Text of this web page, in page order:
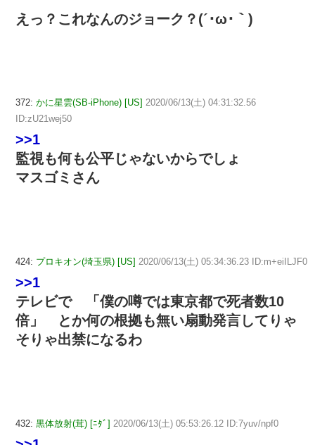
えっ？これなんのジョーク？(´･ω･｀)
372: かに星雲(SB-iPhone) [US] 2020/06/13(土) 04:31:32.56
ID:zU21wej50
>>1
監視も何も公平じゃないからでしょ
マスゴミさん
424: プロキオン(埼玉県) [US] 2020/06/13(土) 05:34:36.23 ID:m+eiILJF0
>>1
テレビで 「僕の噂では東京都で死者数10
倍」 とか何の根拠も無い扇動発言してりゃ
そりゃ出禁になるわ
432: 黒体放射(茸) [ﾆﾀﾞ] 2020/06/13(土) 05:53:26.12 ID:7yuv/npf0